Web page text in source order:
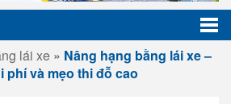
lái xe » Nâng hạng bằng lái xe –
phí và mẹo thi đỗ cao